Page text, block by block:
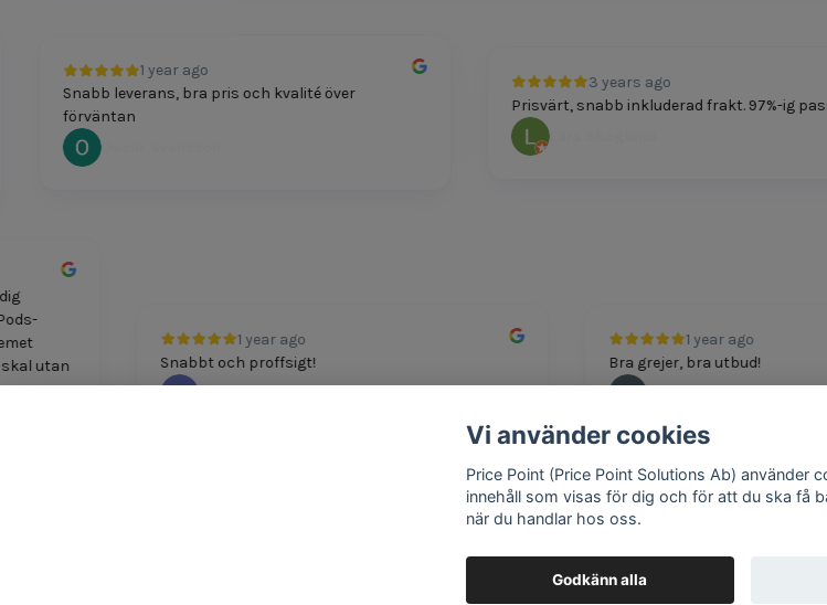
1 year ago
Snabb leverans, bra pris och kvalité över
förväntan
Oscar Svensson
3 years ago
Prisvärt, snabb inkluderad frakt. 97%-ig
Lars Skoglund
1 year ago
Bra grejer, bra utbud!
1 year ago
Snabbt och proffsigt!
skal utan
Google review widget
Vi använder cookies
Price Point (Price Point Solutions Ab) använder
innehåll som visas för dig och för att du ska få
när du handlar hos oss.
Godkänn alla